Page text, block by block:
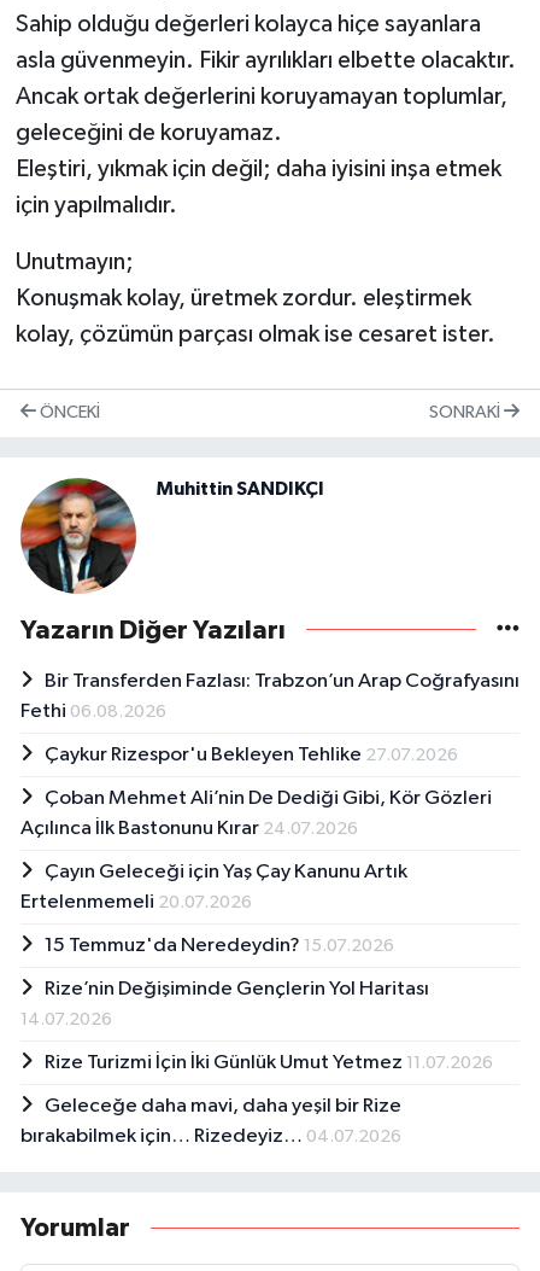
Sahip olduğu değerleri kolayca hiçe sayanlara
asla güvenmeyin. Fikir ayrılıkları elbette olacaktır.
Ancak ortak değerlerini koruyamayan toplumlar,
geleceğini de koruyamaz.
Eleştiri, yıkmak için değil; daha iyisini inşa etmek
için yapılmalıdır.
Unutmayın;
Konuşmak kolay, üretmek zordur. eleştirmek
kolay, çözümün parçası olmak ise cesaret ister.
ÖNCEKI SONRAKI
Muhittin SANDIKÇI
Yazarın Diğer Yazıları
Bir Transferden Fazlası: Trabzon’un Arap Coğrafyasını
Fethi 06.08.2026
Çaykur Rizespor'u Bekleyen Tehlike 27.07.2026
Çoban Mehmet Ali’nin De Dediği Gibi, Kör Gözleri
Açılınca İlk Bastonunu Kırar 24.07.2026
Çayın Geleceği için Yaş Çay Kanunu Artık
Ertelenmemeli 20.07.2026
15 Temmuz'da Neredeydin? 15.07.2026
Rize’nin Değişiminde Gençlerin Yol Haritası
14.07.2026
Rize Turizmi İçin İki Günlük Umut Yetmez 11.07.2026
Geleceğe daha mavi, daha yeşil bir Rize
bırakabilmek için… Rizedeyiz… 04.07.2026
Yorumlar